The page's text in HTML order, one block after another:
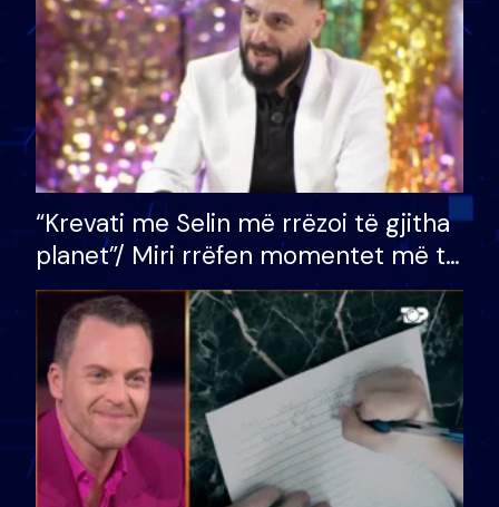
“Krevati me Selin më rrëzoi të gjitha
planet”/ Miri rrëfen momentet më të
bukura në shtëpinë e BB VIP: Do më
mungojë zilja e mëngjesit kur…